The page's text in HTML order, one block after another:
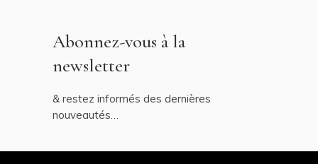
Abonnez-vous à la
newsletter
& restez informés des dernières
nouveautés…